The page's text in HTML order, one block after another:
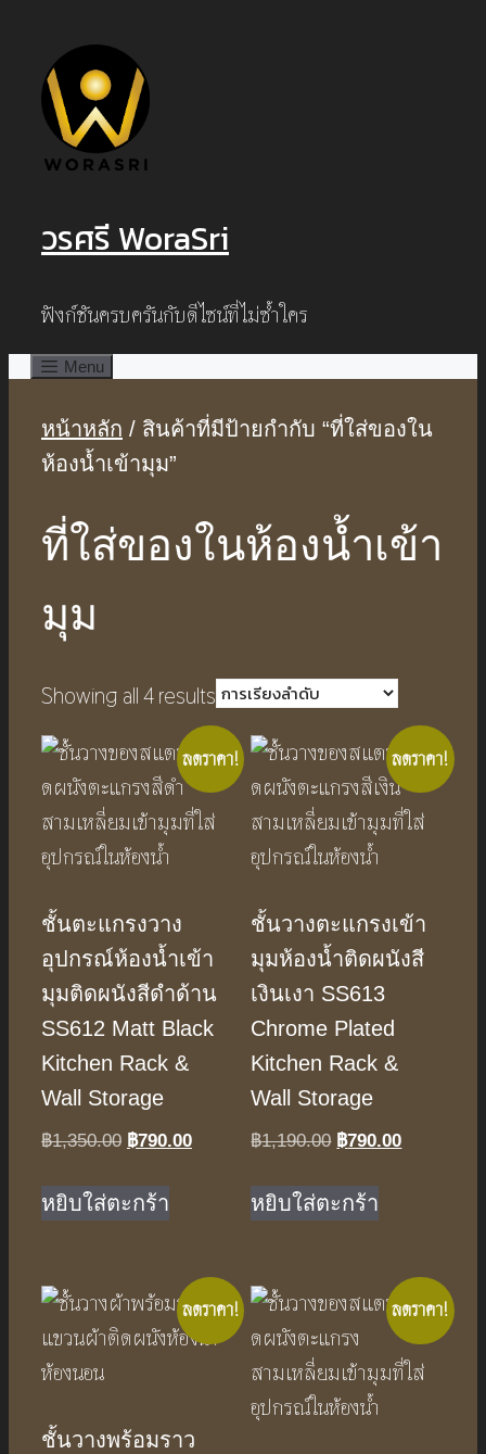
content
วรศรี WoraSri
ฟังก์ชันครบครันกับดีไซน์ที่ไม่ซ้ำใคร
Menu
หน้าหลัก / สินค้าที่มีป้ายกำกับ “ที่ใส่ของใน
ห้องน้ำเข้ามุม”
ที่ใส่ของในห้องน้ำเข้า
มุม
Showing all 4 results
ลดราคา!
ชั้นตะแกรงวาง
อุปกรณ์ห้องน้ำเข้า
มุมติดผนังสีดำด้าน
SS612 Matt Black
Kitchen Rack &
Wall Storage
฿1,350.00 Original
was:
฿1,350.00.
฿790.00Current
฿790.00.
หยิบใส่ตะกร้า
ลดราคา!
ชั้นวางตะแกรงเข้า
มุมห้องน้ำติดผนังสี
เงินเงา SS613
Chrome Plated
Kitchen Rack &
Wall Storage
฿1,190.00 Original
was:
฿1,190.00.
฿790.00Current
หยิบใส่ตะกร้า
ลดราคา!
ชั้นวางพร้อมราว
ลดราคา!